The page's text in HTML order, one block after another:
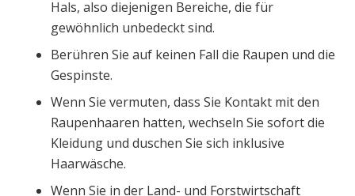
Hals, also diejenigen Bereiche, die für
gewöhnlich unbedeckt sind.
Berühren Sie auf keinen Fall die Raupen und die
Gespinste.
Wenn Sie vermuten, dass Sie Kontakt mit den
Raupenhaaren hatten, wechseln Sie sofort die
Kleidung und duschen Sie sich inklusive
Haarwäsche.
Wenn Sie in der Land- und Forstwirtschaft